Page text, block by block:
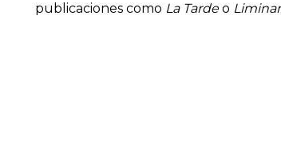
publicaciones como La Tardeo Liminar